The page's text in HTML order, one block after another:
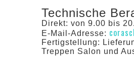
Technische
Direkt: von 9.00 bis
E-Mail-Adresse:
Fertigstellung:
Treppen Salon und